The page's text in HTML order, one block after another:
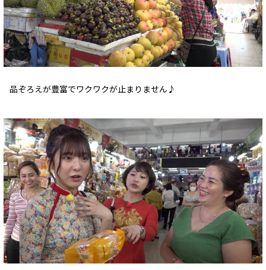
品ぞろえが豊富でワクワクが止まりません♪